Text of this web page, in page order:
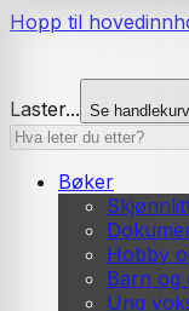
Hopp til
Laster... Se
Bøker
Hobby
Barn og
Ung